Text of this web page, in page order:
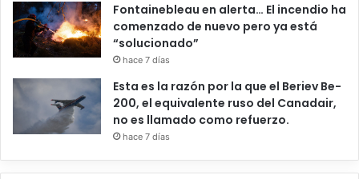
Fontainebleau en alerta… El incendio ha
comenzado de nuevo pero ya está
“solucionado”
hace 7 días
Esta es la razón por la que el Beriev Be-
200, el equivalente ruso del Canadair,
no es llamado como refuerzo.
hace 7 días